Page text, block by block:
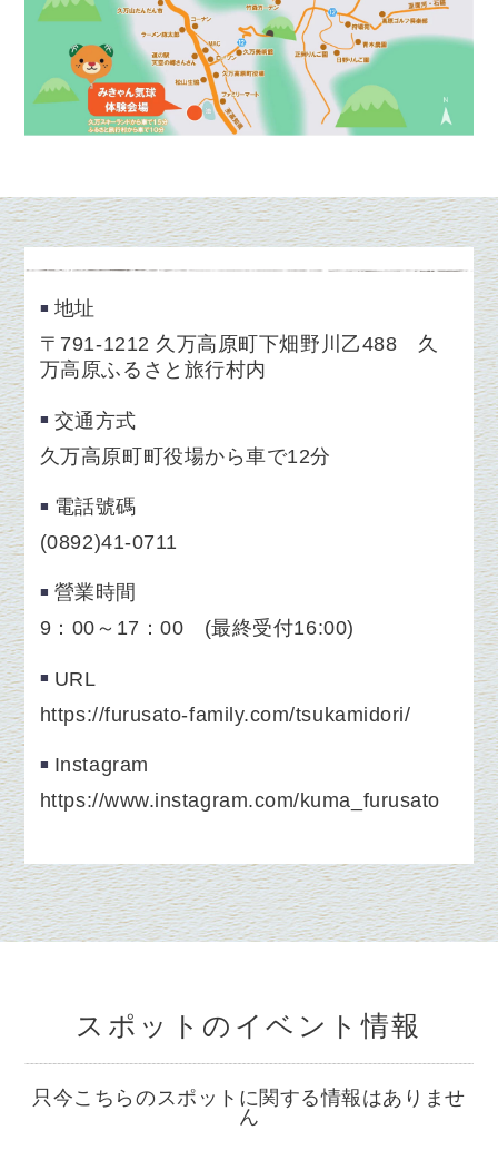
地址
〒791-1212 久万高原町下畑野川乙488 久
万高原ふるさと旅行村内
交通方式
久万高原町町役場から車で12分
電話號碼
(0892)41-0711
營業時間
9：00～17：00 (最終受付16:00)
URL
https://furusato-family.com/tsukamidori/
Instagram
https://www.instagram.com/kuma_furusato
スポットのイベント情報
只今こちらのスポットに関する情報はありませ
ん